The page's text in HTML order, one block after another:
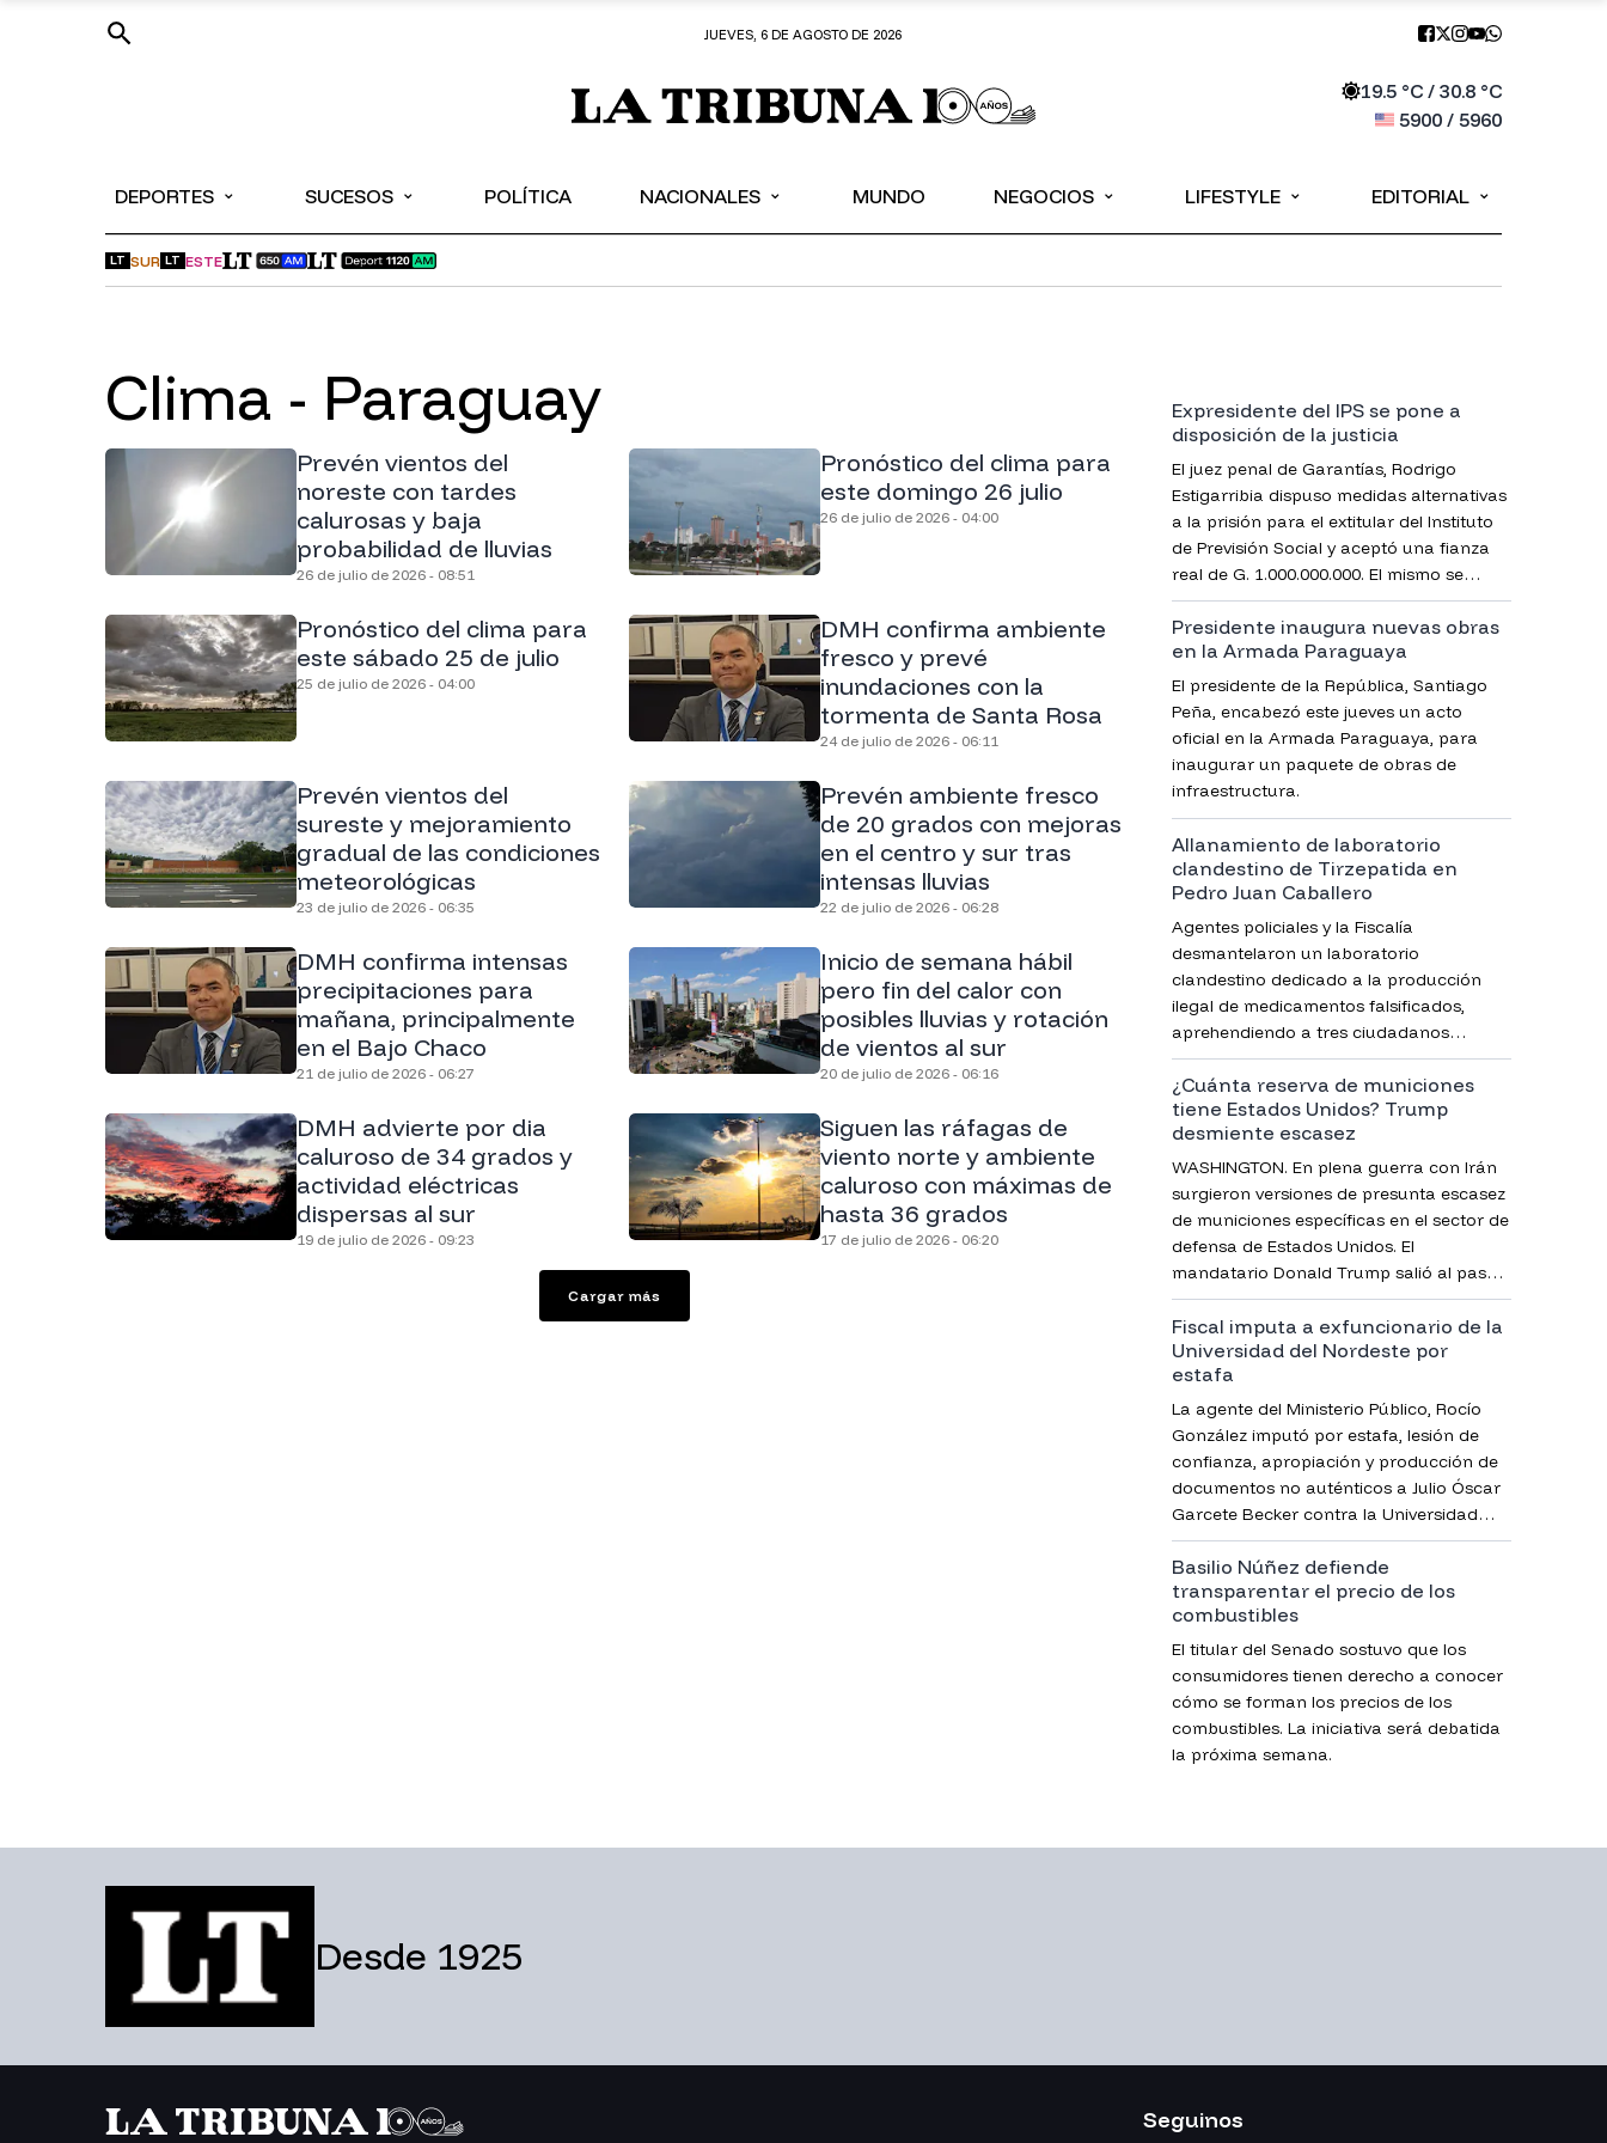
JUEVES, 6 DE AGOSTO DE 2026
19.5°C / 30.8°C
5900/ 5960
DEPORTES ⌄ SUCESOS ⌄ POLÍTICA NACIONALES ⌄ MUNDO NEGOCIOS ⌄ LIFESTYLE ⌄ EDITORIAL ⌄
LT SUR LT ESTE
Clima - Paraguay
Prevén vientos del
noreste con tardes
calurosas y baja
probabilidad de lluvias
26 de julio de 2026 - 08:51
Pronóstico del clima para
este domingo 26 julio
26 de julio de 2026 - 04:00
Pronóstico del clima para
este sábado 25 de julio
25 de julio de 2026 - 04:00
DMH confirma ambiente
fresco y prevé
inundaciones con la
tormenta de Santa Rosa
24 de julio de 2026 - 06:11
Prevén vientos del
sureste y mejoramiento
gradual de las condiciones
meteorológicas
23 de julio de 2026 - 06:35
Prevén ambiente fresco
de 20 grados con mejoras
en el centro y sur tras
intensas lluvias
22 de julio de 2026 - 06:28
DMH confirma intensas
precipitaciones para
mañana, principalmente
en el Bajo Chaco
21 de julio de 2026 - 06:27
Inicio de semana hábil
pero fin del calor con
posibles lluvias y rotación
de vientos al sur
20 de julio de 2026 - 06:16
DMH advierte por dia
caluroso de 34 grados y
actividad eléctricas
dispersas al sur
19 de julio de 2026 - 09:23
Siguen las ráfagas de
viento norte y ambiente
caluroso con máximas de
hasta 36 grados
17 de julio de 2026 - 06:20
Cargar más
Expresidente del IPS se pone a
disposición de la justicia
El juez penal de Garantías, Rodrigo
Estigarribia dispuso medidas alternativas
a la prisión para el extitular del Instituto
de Previsión Social y aceptó una fianza
real de G. 1.000.000.000. El mismo se
encuentra imputado por lesión de
confianza.
Presidente inaugura nuevas obras
en la Armada Paraguaya
El presidente de la República, Santiago
Peña, encabezó este jueves un acto
oficial en la Armada Paraguaya, para
inaugurar un paquete de obras de
infraestructura.
Allanamiento de laboratorio
clandestino de Tirzepatida en
Pedro Juan Caballero
Agentes policiales y la Fiscalía
desmantelaron un laboratorio
clandestino dedicado a la producción
ilegal de medicamentos falsificados,
aprehendiendo a tres ciudadanos
brasileños e incautando evidencias clave.
El producto era comercializado en un
reconocido centro comercial de la zona.
¿Cuánta reserva de municiones
tiene Estados Unidos? Trump
desmiente escasez
WASHINGTON. En plena guerra con Irán
surgieron versiones de presunta escasez
de municiones específicas en el sector de
defensa de Estados Unidos. El
mandatario Donald Trump salió al paso
de publicaciones que sugieren
limitaciones.
Fiscal imputa a exfuncionario de la
Universidad del Nordeste por
estafa
La agente del Ministerio Público, Rocío
González imputó por estafa, lesión de
confianza, apropiación y producción de
documentos no auténticos a Julio Óscar
Garcete Becker contra la Universidad
Nordeste del Paraguay, filial Santa Rita,
donde fue funcionario.
Basilio Núñez defiende
transparentar el precio de los
combustibles
El titular del Senado sostuvo que los
consumidores tienen derecho a conocer
cómo se forman los precios de los
combustibles. La iniciativa será debatida
la próxima semana.
Desde 1925
Seguinos